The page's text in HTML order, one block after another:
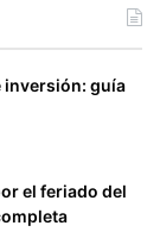
inversión: guía
el feriado del